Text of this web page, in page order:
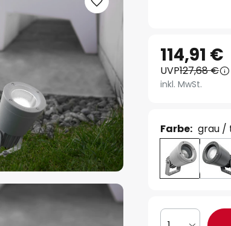
114,91 €
UVP127,68 €
inkl. MwSt.
Farbe: grau /